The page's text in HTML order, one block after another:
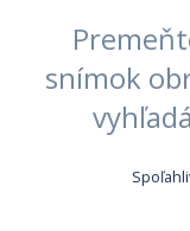
snímok